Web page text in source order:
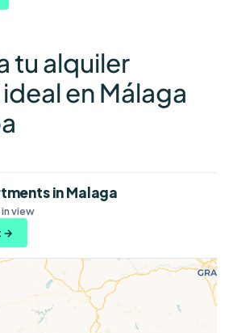
tu alquiler
en Málaga